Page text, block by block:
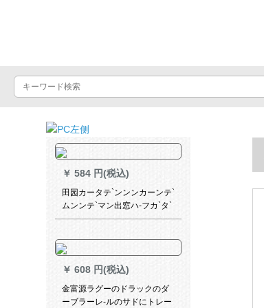
￥ 584 円(税込)
田园カータテ`ンンンカーンテ`
ムンンテ`マン出窓ハ-フカ`タ`
テ`ン半遮光寝室ベランダビg
リングリングリプ.黄フ3.5枚*2
高1枚
￥ 608 円(税込)
金富源ラグーのドラックのダ
ーブラーレ-ルのサドにトレー